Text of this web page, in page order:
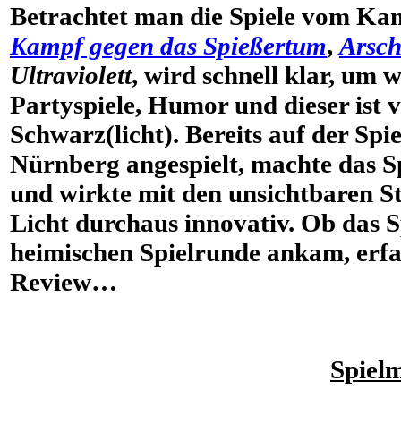
Betrachtet man die Spiele vom
Kampf gegen das Spießertum,
Ultraviolett, wird schnell klar, um
Partyspiele, Humor und dieser ist
Schwarz(licht). Bereits auf der
Nürnberg angespielt, machte das
und wirkte mit den unsichtbaren
Licht durchaus innovativ. Ob das
heimischen Spielrunde ankam,
Review…